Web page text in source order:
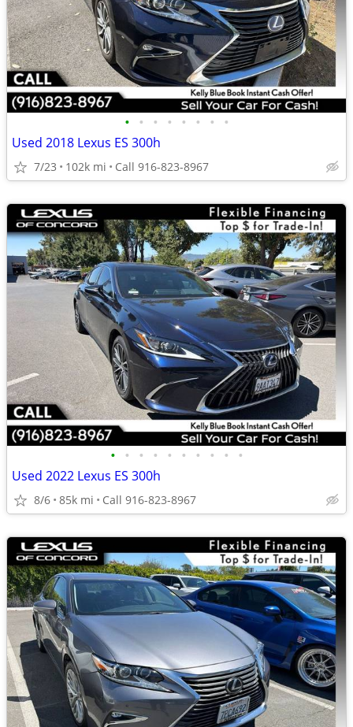
• • • • • • • •
Used 2018 Lexus ES 300h
7/23 102k mi Call 916-823-8967
• • • • • • • • • •
Used 2022 Lexus ES 300h
8/6 85k mi Call 916-823-8967